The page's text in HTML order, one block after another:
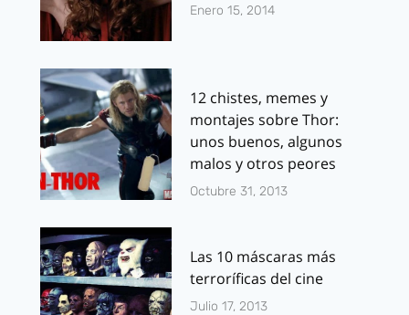
Enero 15, 2014
12 chistes, memes y
montajes sobre Thor:
unos buenos, algunos
malos y otros peores
Octubre 31, 2013
Las 10 máscaras más
terroríficas del cine
Julio 17, 2013